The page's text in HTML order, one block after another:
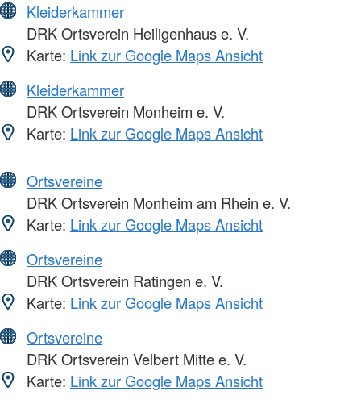
Kleiderkammer
DRK Ortsverein Heiligenhaus e. V.
Karte: Link zur Google Maps Ansicht
Kleiderkammer
DRK Ortsverein Monheim e. V.
Karte: Link zur Google Maps Ansicht
Ortsvereine
DRK Ortsverein Monheim am Rhein e. V.
Karte: Link zur Google Maps Ansicht
Ortsvereine
DRK Ortsverein Ratingen e. V.
Karte: Link zur Google Maps Ansicht
Ortsvereine
DRK Ortsverein Velbert Mitte e. V.
Karte: Link zur Google Maps Ansicht